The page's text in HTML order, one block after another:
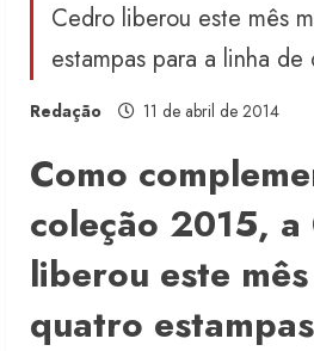
Cedro liberou este mês
estampas para a linha
Redação 11 de abril de 2014
Como
coleção 2015, a
liberou este
quatro